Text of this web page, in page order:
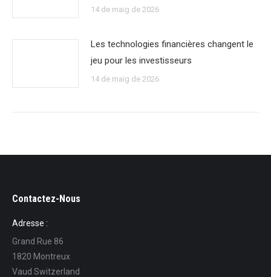
14 de maig de 2026
Les technologies financières changent le
jeu pour les investisseurs
14 de maig de 2026
Contactez-Nous
Adresse :
Grand Rue 86
1820 Montreux
Vaud Switzerland